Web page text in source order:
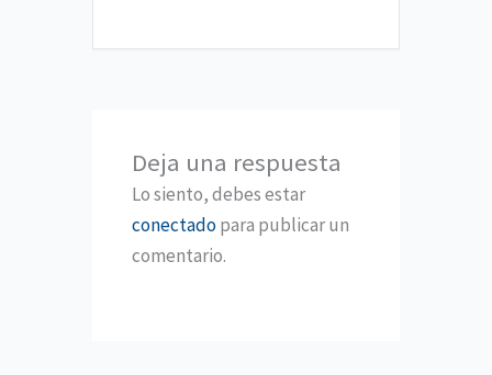
Deja una respuesta
Lo siento, debes estar
conectadopara publicar un
comentario.